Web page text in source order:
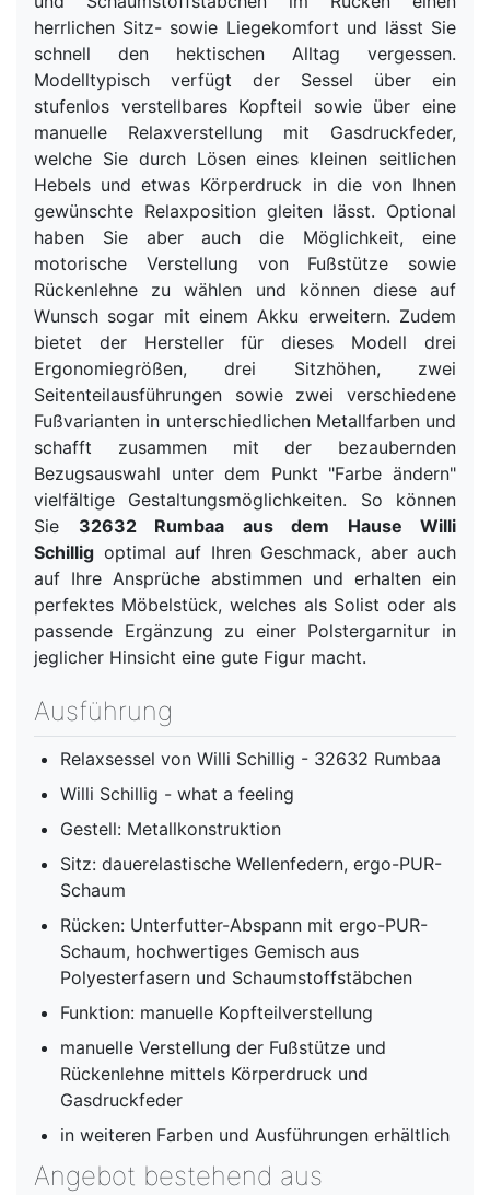
herrlichen Sitz- sowie Liegekomfort und lässt Sie
schnell den hektischen Alltag vergessen.
Modelltypisch verfügt der Sessel über ein
stufenlos verstellbares Kopfteil sowie über eine
manuelle Relaxverstellung mit Gasdruckfeder,
welche Sie durch Lösen eines kleinen seitlichen
Hebels und etwas Körperdruck in die von Ihnen
gewünschte Relaxposition gleiten lässt. Optional
haben Sie aber auch die Möglichkeit, eine
motorische Verstellung von Fußstütze sowie
Rückenlehne zu wählen und können diese auf
Wunsch sogar mit einem Akku erweitern. Zudem
bietet der Hersteller für dieses Modell drei
Ergonomiegrößen, drei Sitzhöhen, zwei
Seitenteilausführungen sowie zwei verschiedene
Fußvarianten in unterschiedlichen Metallfarben und
schafft zusammen mit der bezaubernden
Bezugsauswahl unter dem Punkt "Farbe ändern"
vielfältige Gestaltungsmöglichkeiten. So können
Sie 32632 Rumbaa aus dem Hause Willi
Schillig optimal auf Ihren Geschmack, aber auch
auf Ihre Ansprüche abstimmen und erhalten ein
perfektes Möbelstück, welches als Solist oder als
passende Ergänzung zu einer Polstergarnitur in
jeglicher Hinsicht eine gute Figur macht.
Ausführung
Relaxsessel von Willi Schillig - 32632 Rumbaa
Willi Schillig - what a feeling
Gestell: Metallkonstruktion
Sitz: dauerelastische Wellenfedern, ergo-PUR-
Schaum
Rücken: Unterfutter-Abspann mit ergo-PUR-
Schaum, hochwertiges Gemisch aus
Polyesterfasern und Schaumstoffstäbchen
Funktion: manuelle Kopfteilverstellung
manuelle Verstellung der Fußstütze und
Rückenlehne mittels Körperdruck und
Gasdruckfeder
in weiteren Farben und Ausführungen erhältlich
Angebot bestehend aus